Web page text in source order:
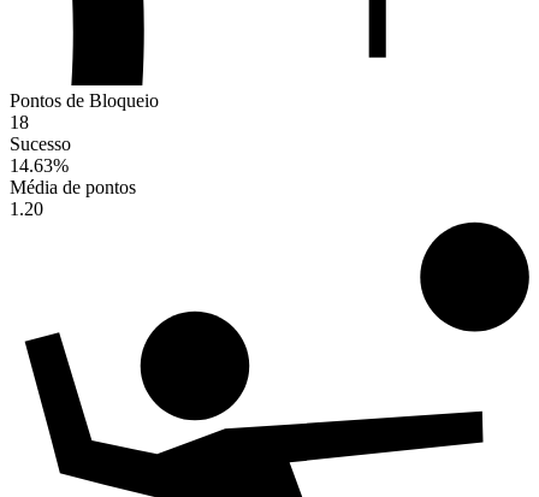
Pontos de Bloqueio
18
Sucesso
14.63%
Média de pontos
1.20